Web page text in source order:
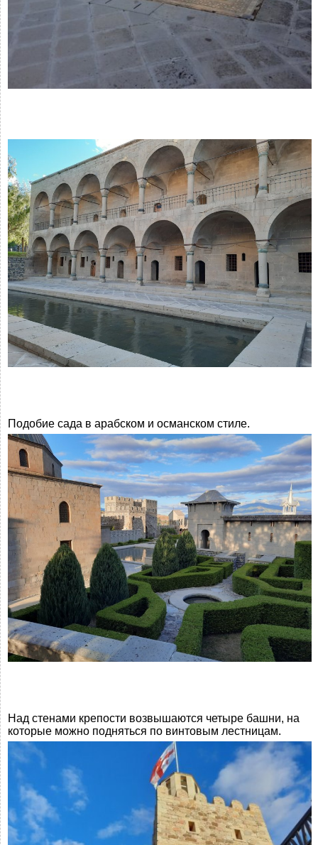
Подобие сада в арабском и османском стиле.
Над стенами крепости возвышаются четыре башни, на
которые можно подняться по винтовым лестницам.